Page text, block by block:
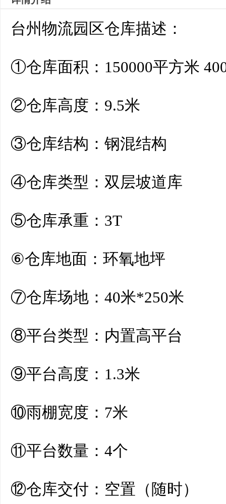
台州物流园区仓库描述：
①仓库面积：150000平方米
②仓库高度：9.5米
③仓库结构：钢混结构
④仓库类型：双层坡道库
⑤仓库承重：3T
⑥仓库地面：环氧地坪
⑦仓库场地：40米*250米
⑧平台类型：内置高平台
⑨平台高度：1.3米
⑩雨棚宽度：7米
⑪平台数量：4个
⑫仓库交付：空置（随时）